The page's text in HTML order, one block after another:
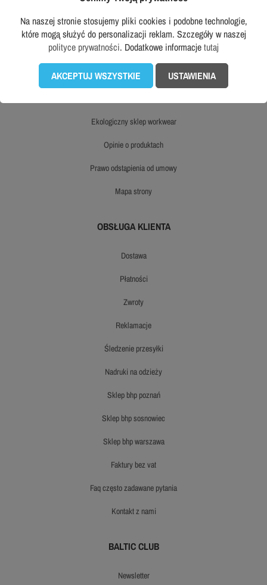
dane firmy
polityka prywatności
regulamin
ekologiczny sklep workwear
opinie o produktach
prawo odstąpienia od umowy
mapa strony
OBSŁUGA KLIENTA
dostawa
płatności
zwroty
reklamacje
śledzenie przesyłki
nadruki na odzieży
sklep bhp poznań
sklep bhp sosnowiec
sklep bhp warszawa
faktury bez vat
faq często zadawane pytania
kontakt z nami
BALTIC CLUB
newsletter
Na naszej stronie stosujemy pliki cookies i podobne technologie,
które mogą służyć do personalizacji reklam. Szczegóły w naszej
polityce prywatności. Dodatkowe informacjetutaj
AKCEPTUJ WSZYSTKIE USTAWIENIA